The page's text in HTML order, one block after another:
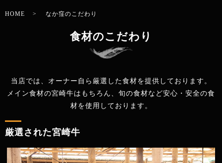
HOME なか窪のこだわり
食材のこだわり
当店では、オーナー自ら厳選した食材を提供しております。
メイン食材の宮崎牛はもちろん、旬の食材など安心・安全の食
材を使用しております。
厳選された宮崎牛